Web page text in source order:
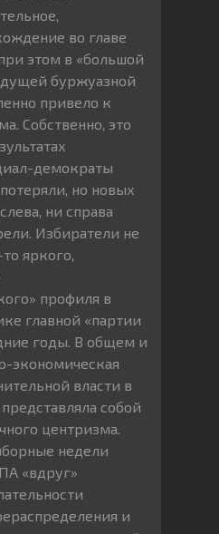
во главе
этом в «большой
буржуазной
привело к
Собственно, это
демократы
но новых
ни справа
Избиратели не
яркого,
профиля в
главной «партии
годы. В общем и
экономическая
власти в
собой
центризма.
недели
«вдруг»
и